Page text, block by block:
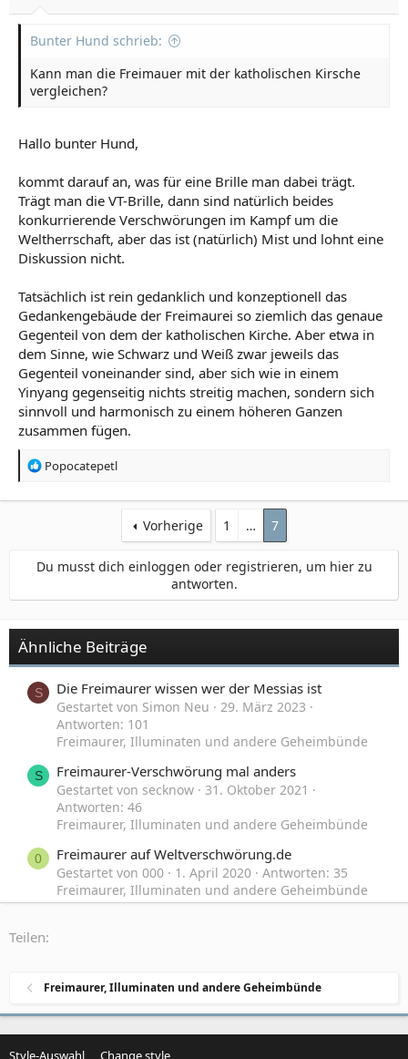
Bunter Hund schrieb:
Kann man die Freimauer mit der katholischen Kirsche
vergleichen?
Hallo bunter Hund,
kommt darauf an, was für eine Brille man dabei trägt.
Trägt man die VT-Brille, dann sind natürlich beides
konkurrierende Verschwörungen im Kampf um die
Weltherrschaft, aber das ist (natürlich) Mist und lohnt eine
Diskussion nicht.
Tatsächlich ist rein gedanklich und konzeptionell das
Gedankengebäude der Freimaurei so ziemlich das genaue
Gegenteil von dem der katholischen Kirche. Aber etwa in
dem Sinne, wie Schwarz und Weiß zwar jeweils das
Gegenteil voneinander sind, aber sich wie in einem
Yinyang gegenseitig nichts streitig machen, sondern sich
sinnvoll und harmonisch zu einem höheren Ganzen
zusammen fügen.
R
a
o
:
Popocatepetl
Vorherige 1 … 7
Du musst dich einloggen oder registrieren, um hier zu
antworten.
Ähnliche Beiträge
S Die Freimaurer wissen wer der Messias ist
Gestartet von Simon Neu
29. März 2023
Antworten: 101
Freimaurer, Illuminaten und andere Geheimbünde
S Freimaurer-Verschwörung mal anders
Gestartet von secknow
31. Oktober 2021
Antworten: 46
Freimaurer, Illuminaten und andere Geheimbünde
0 Freimaurer auf Weltverschwörung.de
Gestartet von 000 1. April 2020
Antworten: 35
Freimaurer, Illuminaten und andere Geheimbünde
Teilen:
Freimaurer, Illuminaten und andere Geheimbünde
Style-Auswahl Change style